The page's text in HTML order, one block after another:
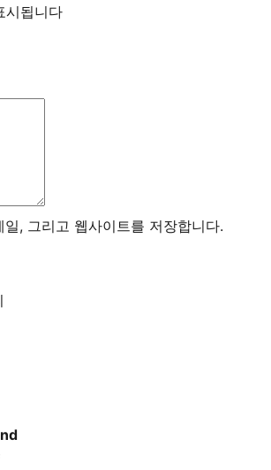
시됩니다
, 그리고 웹사이트를 저장합니다.